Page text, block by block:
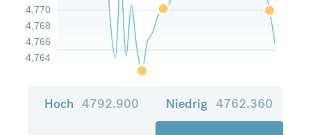
4,764
4,766
4,768
4,770
Hoch 4792.900 Niedrig 4762.360